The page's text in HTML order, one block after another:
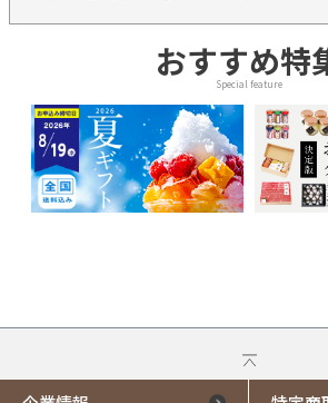
おすすめ特
Special feature